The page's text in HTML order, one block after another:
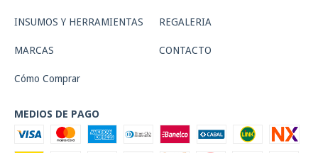
INSUMOS Y HERRAMIENTAS REGALERIA
MARCAS CONTACTO
Cómo Comprar
MEDIOS DE PAGO